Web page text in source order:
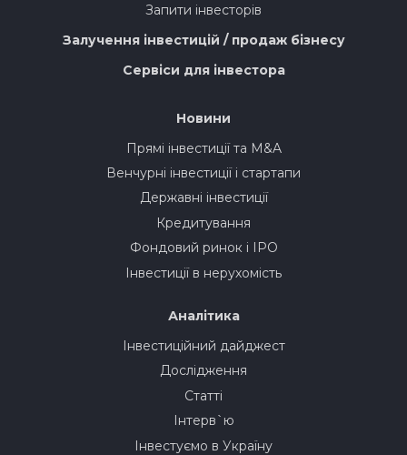
Запити інвесторів
Залучення інвестицій / продаж бізнесу
Сервіси для інвестора
Новини
Прямі інвестиції та M&A
Венчурні інвестиції і стартапи
Державні інвестиції
Кредитування
Фондовий ринок і IPO
Інвестиції в нерухомість
Аналітика
Інвестиційний дайджест
Дослідження
Статті
Інтерв`ю
Інвестуємо в Україну